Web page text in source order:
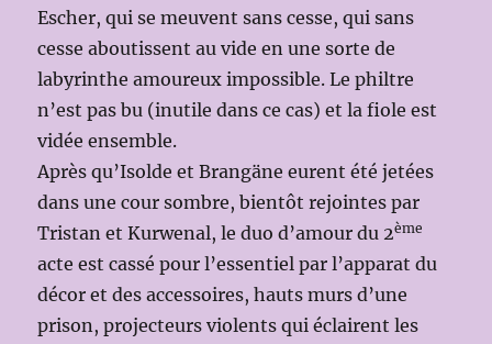
Escher, qui se meuvent sans cesse, qui sans
cesse aboutissent au vide en une sorte de
labyrinthe amoureux impossible. Le philtre
n’est pas bu (inutile dans ce cas) et la fiole est
vidée ensemble.
Après qu’Isolde et Brangäne eurent été jetées
dans une cour sombre, bientôt rejointes par
Tristan et Kurwenal, le duo d’amour du 2ème
acte est cassé pour l’essentiel par l’apparat du
décor et des accessoires, hauts murs d’une
prison, projecteurs violents qui éclairent les